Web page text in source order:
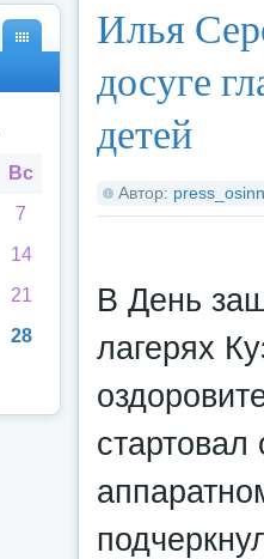
Илья
досуге
детей
Автор:
В День
лагерях
аря
Вс
7
14
21
28